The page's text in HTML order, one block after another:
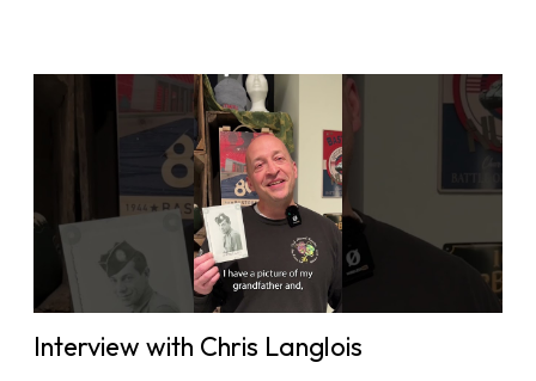
Interview with Chris Langlois